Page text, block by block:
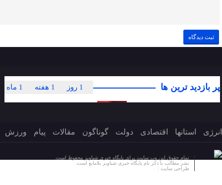
پر بازدید ترین ها 1 ماه 1 هفته 1 روز
انرژی استانها اقتصادی دولت گوناگون مقالات پیام ورزش
تمام حقوق این وب سایت برای پایگاه خبری شباویز محفوظ است.
نشر مطالب با ذکر نام پایگاه خبری شباویز بلامانع است.
طراحی سایت :